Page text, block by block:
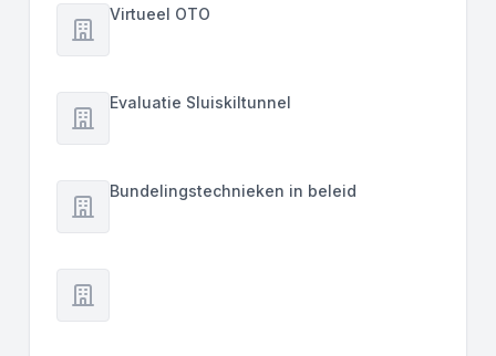
Virtueel OTO
Evaluatie Sluiskiltunnel
Bundelingstechnieken in beleid